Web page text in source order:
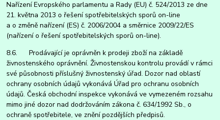
Nařízení Evropského parlamentu a Rady (EU) č. 524/2013 ze dne
21. května 2013 o řešení spotřebitelských sporů on-line
a o změně nařízení (ES) č. 2006/2004 a směrnice 2009/22/ES
(nařízení o řešení spotřebitelských sporů on-line).
8.6. Prodávající je oprávněn k prodeji zboží na základě
živnostenského oprávnění. Živnostenskou kontrolu provádí v rámci
své působnosti příslušný živnostenský úřad. Dozor nad oblastí
ochrany osobních údajů vykonává Úřad pro ochranu osobních
údajů. Česká obchodní inspekce vykonává ve vymezeném rozsahu
mimo jiné dozor nad dodržováním zákona č. 634/1992 Sb., o
ochraně spotřebitele, ve znění pozdějších předpisů.